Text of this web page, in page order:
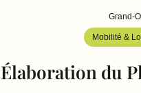
Grand-
Mobilité &
Élaboration du